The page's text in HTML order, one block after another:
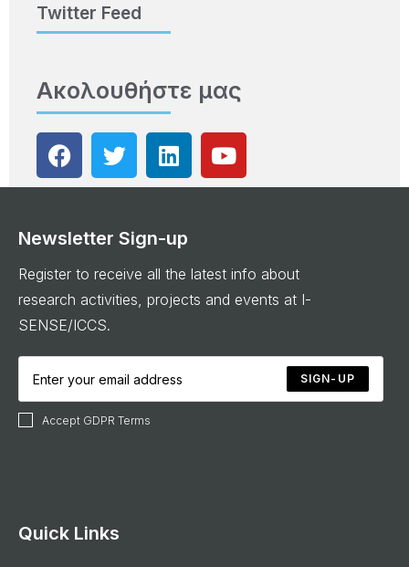
Twitter Feed
Ακολουθήστε μας
Newsletter Sign-up
Register to receive all the latest info about
research activities, projects and events at I-
SENSE/ICCS.
SIGN-UP
Accept GDPR Terms
Quick Links